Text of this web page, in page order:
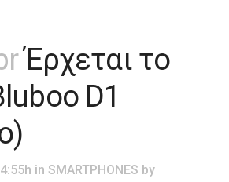
Έρχεται το
D1
in SMARTPHONES by